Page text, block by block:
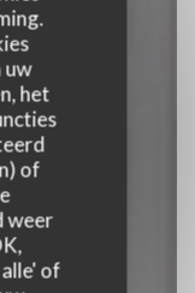
uw
het
of
weer
of